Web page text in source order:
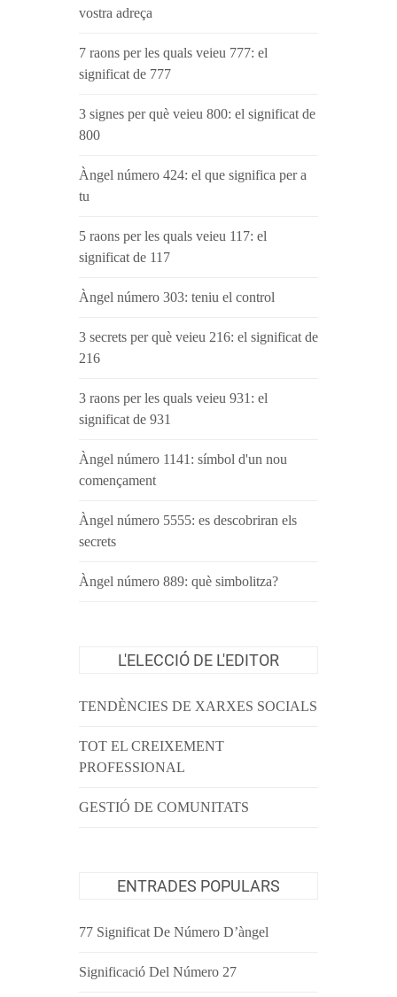
vostra adreça
7 raons per les quals veieu 777: el
significat de 777
3 signes per què veieu 800: el significat de
800
Àngel número 424: el que significa per a
tu
5 raons per les quals veieu 117: el
significat de 117
Àngel número 303: teniu el control
3 secrets per què veieu 216: el significat de
216
3 raons per les quals veieu 931: el
significat de 931
Àngel número 1141: símbol d'un nou
començament
Àngel número 5555: es descobriran els
secrets
Àngel número 889: què simbolitza?
L'ELECCIÓ DE L'EDITOR
TENDÈNCIES DE XARXES SOCIALS
TOT EL CREIXEMENT
PROFESSIONAL
GESTIÓ DE COMUNITATS
ENTRADES POPULARS
77 Significat De Número D’àngel
Significació Del Número 27